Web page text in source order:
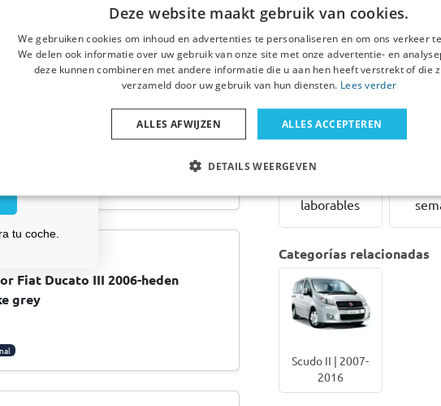
sommes désolés pour la gêne
vos remarques concernant la description et
nos services. Si la vitre continue
notre service client pour que nous
Fiat Ducato III 2006-heden
grey
puerta
con Fiat Scudo
II 2007-2016
Rhino
VanLadder
plata
€ 419,00
laborables
Scudo
2016
Categorías relacionadas
Scudo II | 2007-
2016
Deze website maakt gebruik van cookies.
We gebruiken cookies om inhoud en advertenties te personaliseren en om ons verkeer
We delen ook informatie over uw gebruik van onze site met onze advertentie- en
deze kunnen combineren met andere informatie die u aan hen heeft verstrekt of die
verzameld door uw gebruik van hun diensten. Lees verder
ALLES ACCEPTEREN
ALLES AFWIJZEN
DETAILS WEERGEVEN
válido
tu coche.